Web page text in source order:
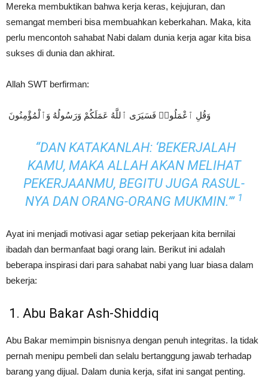
Mereka membuktikan bahwa kerja keras, kejujuran, dan
semangat memberi bisa membuahkan keberkahan. Maka, kita
perlu mencontoh sahabat Nabi dalam dunia kerja agar kita bisa
sukses di dunia dan akhirat.
Allah SWT berfirman:
وَقُلِ ٱعْمَلُوا۟ فَسَيَرَى ٱللَّهُ عَمَلَكُمْ وَرَسُولُهُ وَٱلْمُؤْمِنُونَ
“DAN KATAKANLAH: ‘BEKERJALAH
KAMU, MAKA ALLAH AKAN MELIHAT
PEKERJAANMU, BEGITU JUGA RASUL-
NYA DAN ORANG-ORANG MUKMIN.’” 1
Ayat ini menjadi motivasi agar setiap pekerjaan kita bernilai
ibadah dan bermanfaat bagi orang lain. Berikut ini adalah
beberapa inspirasi dari para sahabat nabi yang luar biasa dalam
bekerja:
1. Abu Bakar Ash-Shiddiq
Abu Bakar memimpin bisnisnya dengan penuh integritas. Ia tidak
pernah menipu pembeli dan selalu bertanggung jawab terhadap
barang yang dijual. Dalam dunia kerja, sifat ini sangat penting.